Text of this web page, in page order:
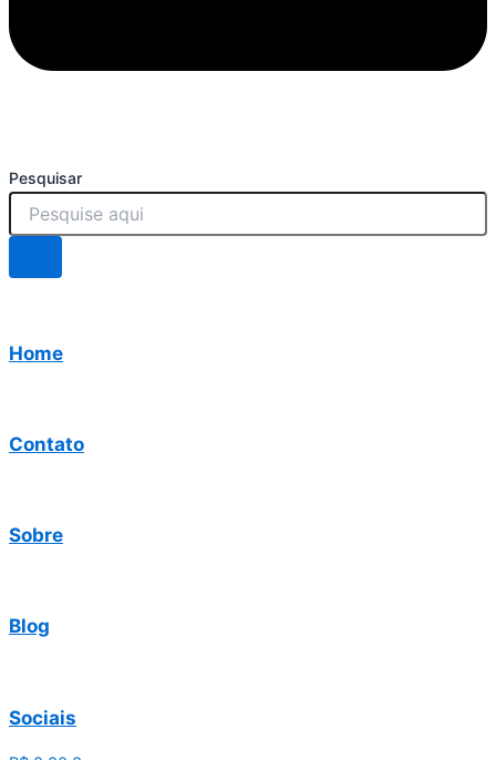
Pesquisar
Home
Contato
Sobre
Blog
Sociais